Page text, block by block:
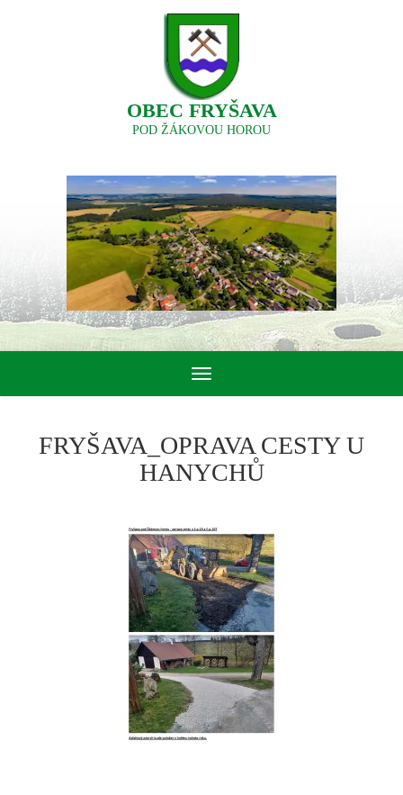
OBEC FRYŠAVA
POD ŽÁKOVOU HOROU
Toggle
navigation
FRYŠAVA_OPRAVA CESTY U
HANYCHŮ